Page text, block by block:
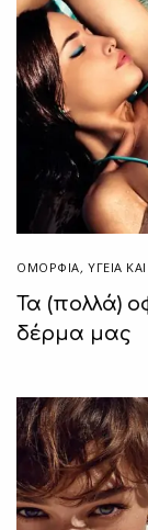
ΟΜΟΡΦΙΑ, ΥΓΕΊΑ
Τα (πολλά)
δέρμα μας